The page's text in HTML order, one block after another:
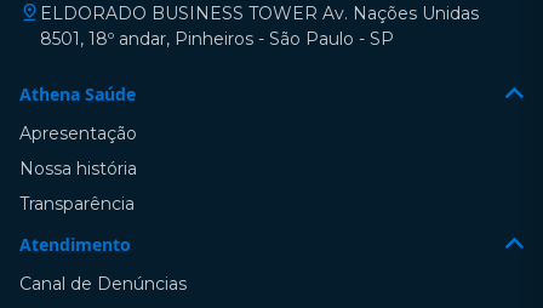
ELDORADO BUSINESS TOWER Av. Nações Unidas
8501, 18º andar, Pinheiros - São Paulo - SP
Athena Saúde
Apresentação
Nossa história
Transparência
Atendimento
Canal de Denúncias